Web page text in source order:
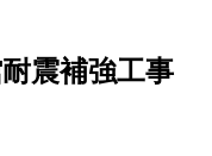
震補強工事